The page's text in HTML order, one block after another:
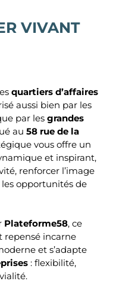
VIVANT
quartiers d’affaires
aussi bien par les
par les grandes
au 58 rue de la
vous offre un
et inspirant,
renforcer l’image
opportunités de
Plateforme58, ce
incarne
et s’adapte
: flexibilité,